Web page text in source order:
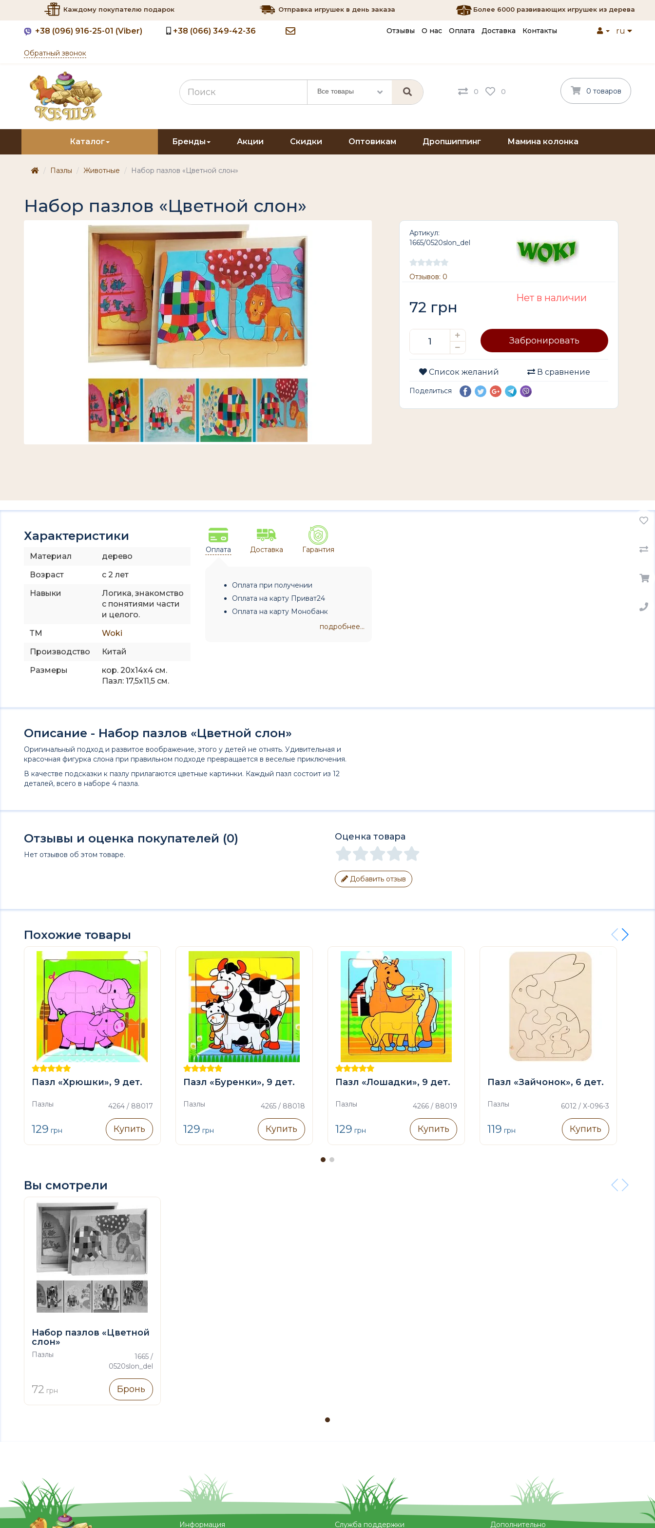
Каждому покупателю подарок Отправка игрушек в день заказа Более 6000 развивающих игрушек из дерева
+38 (096) 916-25-01 (Viber) +38 (066) 349-42-36
Обратный звонок
Отзывы О нас Оплата Доставка Контакты ru
Все товары 0 0 0 товаров
Каталог Бренды Акции Скидки Оптовикам Дропшиппинг Мамина колонка
Пазлы Животные Набор пазлов «Цветной слон»
Набор пазлов «Цветной слон»
Артикул:
1665/0520slon_del
Отзывов: 0
72 грн
Нет в наличии
Забронировать
Список желаний В сравнение
Поделиться
Характеристики
Материал
дерево
Возраст
с 2 лет
Навыки
Логика, знакомство
с понятиями части
и целого.
ТМ
Woki
Производство
Китай
Размеры
кор. 20х14х4 см.
Пазл: 17,5х11,5 см.
Оплата Доставка Гарантия
Оплата при получении
Оплата на карту Приват24
Оплата на карту Монобанк
подробнее...
Описание - Набор пазлов «Цветной слон»
Оригинальный подход и развитое воображение, этого у детей не отнять. Удивительная и
красочная фигурка слона при правильном подходе превращается в веселые приключения.
В качестве подсказки к пазлу прилагаются цветные картинки. Каждый пазл состоит из 12
деталей, всего в наборе 4 пазла.
Отзывы и оценка покупателей (0)
Нет отзывов об этом товаре.
Оценка товара
Добавить отзыв
Похожие товары
Пазл «Хрюшки», 9 дет.
Пазлы 4264 / 88017
129 грн Купить
Пазл «Буренки», 9 дет.
Пазлы 4265 / 88018
129 грн Купить
Пазл «Лошадки», 9 дет.
Пазлы 4266 / 88019
129 грн Купить
Пазл «Зайчонок», 6 дет.
Пазлы 6012 / Х-096-3
119 грн Купить
Вы смотрели
Набор пазлов «Цветной
слон»
Пазлы
1665 /
0520slon_del
72 грн Бронь
Информация Служба поддержки Дополнительно